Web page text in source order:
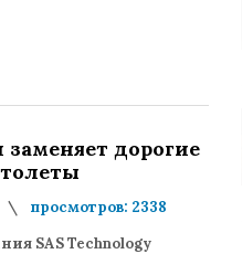
дорогие
просмотров: 2338
SAS Technology